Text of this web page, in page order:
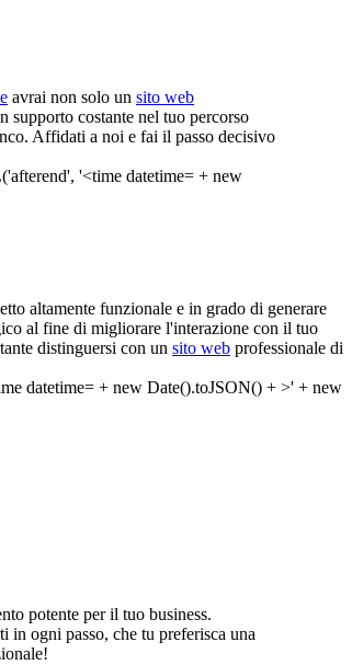
avrai non solo un sito web
supporto costante nel tuo percorso
Affidati a noi e fai il passo decisivo
altamente funzionale e in grado di generare
al fine di migliorare l'interazione con il tuo
distinguersi con un sito web professionale di
potente per il tuo business.
in ogni passo, che tu preferisca una